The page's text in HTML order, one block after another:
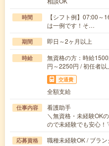
時間
【シフト例】07:00
は一例です！そ…
期間 即日～2ヶ月以上
時給
無資格の方：時給
円～2250円 / 初任者
交通費
全額支給
仕事内容
看護助手
＼無資格・未経験OK
ので未経験でも安心
応募資格
職種未経験OK / ブラ